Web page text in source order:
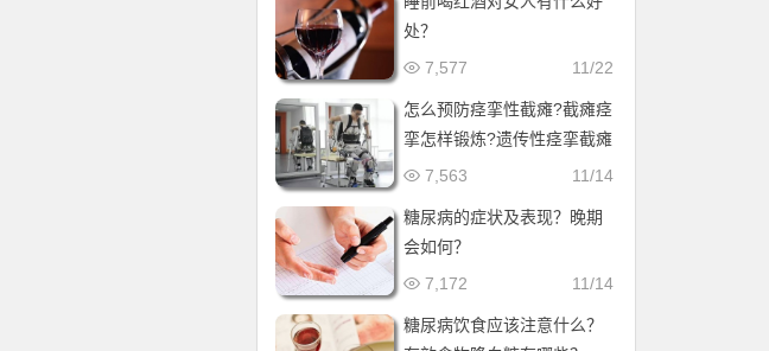
处？
11/22
7,577
怎么预防痉挛性截瘫?截瘫痉
挛怎样锻炼?遗传性痉挛截瘫
会加重吗?
11/14
7,563
糖尿病的症状及表现？晚期
会如何？
11/14
7,172
糖尿病饮食应该注意什么？